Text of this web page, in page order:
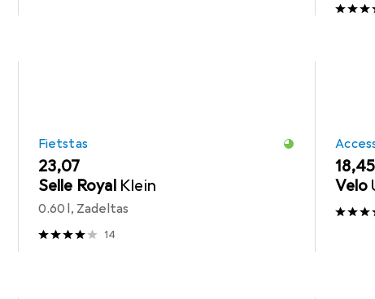
Fietstas
EUR
23,07
Selle Royal Klein
0.60 l, Zadeltas
14
EUR
18,45
Velo